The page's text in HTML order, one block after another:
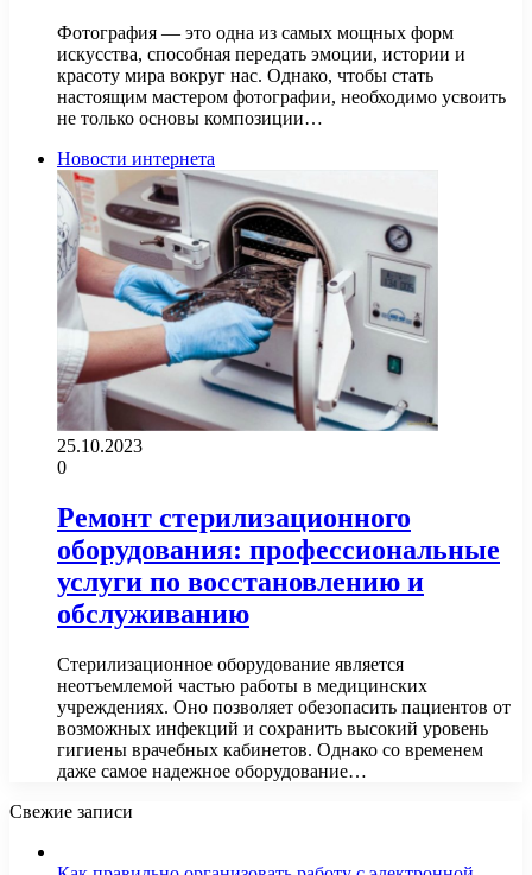
Фотография — это одна из самых мощных форм
искусства, способная передать эмоции, истории и
красоту мира вокруг нас. Однако, чтобы стать
настоящим мастером фотографии, необходимо усвоить
не только основы композиции…
Новости интернета
25.10.2023
0
Ремонт стерилизационного
оборудования: профессиональные
услуги по восстановлению и
обслуживанию
Стерилизационное оборудование является
неотъемлемой частью работы в медицинских
учреждениях. Оно позволяет обезопасить пациентов от
возможных инфекций и сохранить высокий уровень
гигиены врачебных кабинетов. Однако со временем
даже самое надежное оборудование…
Свежие записи